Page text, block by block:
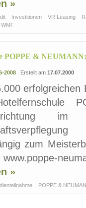
»
Investitionen VR Leasing
WMF
POPPE &
2008 Erstellt am 17.07.2000
erfolgreichen
zum
»
POPPE &